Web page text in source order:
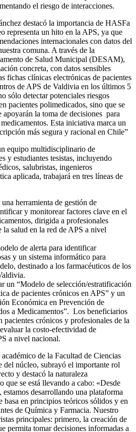
el riesgo de interacciones.
destacó la importancia de HASFa
representa un hito en la APS, ya que
internacionales con datos del
comuna. A través de la
de Salud Municipal (DESAM),
concreta, con datos sensibles
fichas clínicas electrónicas de pacientes
de APS de Valdivia en los últimos 5
sólo detectar potenciales riesgos
pacientes polimedicados, sino que se
apoyarán la toma de decisiones para
Esta iniciativa marca un
más segura y racional en Chile”
equipo multidisciplinario de
y estudiantes tesistas, incluyendo
salubristas, ingenieros
aplicada, trabajará en tres líneas de
herramienta de gestión de
y monitorear factores clave en el
dirigida a profesionales
la salud en la red de APS a nivel
de alerta para identificar
y un sistema informático para
destinado a los farmacéuticos de los
un “Modelo de selección/estratificación
de pacientes crónicos en APS” y un
Económica en Prevención de
a Medicamentos”. Los beneficiarios
pacientes crónicos y profesionales de la
la costo-efectividad de
a nivel nacional.
de la Facultad de Ciencias
del núcleo, subrayó el importante rol
y destacó la naturaleza
que se está llevando a cabo: «Desde
desarrollando una plataforma
basa en principios teóricos sólidos y en
de Química y Farmacia. Nuestro
principales: primero, la creación de
permita tomar decisiones informadas a